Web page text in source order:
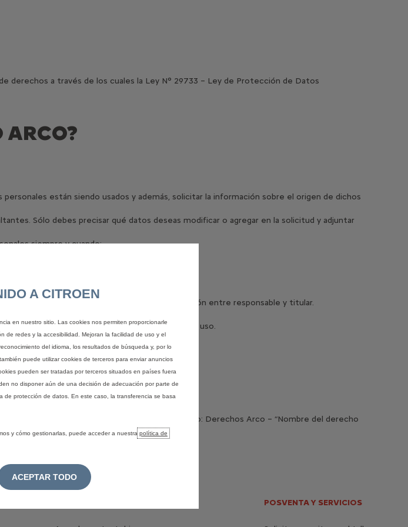
derechos a través de los cuales la Ley N° 29733 – Ley de Protección de Datos
ARCO?
están siendo usados y además, solicitar la información sobre el origen de dichos
Sólo debes precisar qué datos deseas modificar o agregar en la solicitud y adjuntar
siempre y cuando:
razones estrictas a las leyes aplicables o relación entre responsable y titular.
podrás generar una solicitud para restringir su uso.
ARCO?
con el asunto: Derechos Arco – “Nombre del derecho
POSVENTA Y SERVICIOS
A CITROEN
en nuestro sitio. Las cookies nos permiten proporcionarle
de redes y la accesibilidad. Mejoran la facilidad de uso y el
del idioma, los resultados de búsqueda y, por lo
puede utilizar cookies de terceros para enviar anuncios
pueden ser tratadas por terceros situados en países fuera
no disponer aún de una decisión de adecuación por parte de
de protección de datos. En este caso, la transferencia se basa
y cómo gestionarlas, puede acceder a nuestra política de
ACEPTAR TODO